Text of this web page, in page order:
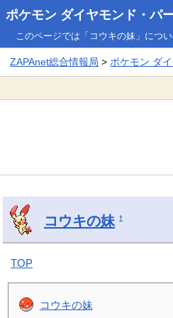
ポケモン ダイヤモンド・パ
このページでは「コウキの妹」につい
ZAPAnet総合情報局 >ポケモン ダ
コウキの妹 †
TOP
コウキの妹